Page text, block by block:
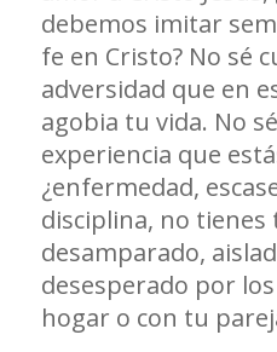
debemos imitar
fe en Cristo? No sé
adversidad que en
agobia tu vida. No
experiencia que
¿enfermedad,
disciplina, no
desamparado,
desesperado por
hogar o con tu